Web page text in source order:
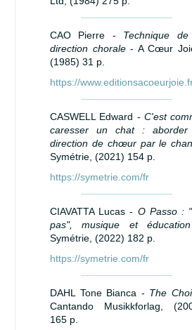
CAO Pierre - Technique
direction chorale- A Cœur
(1985) 31 p.
https://
CASWELL Edward - C'est
caresser un chat : aborder
direction de chœur par le
Symétrie, (2021) 154 p.
https://symetrie.com/fr
CIAVATTA Lucas - O Passo :
pas", musique et éducation
Symétrie, (2022) 182 p.
https://symetrie.com/fr
DAHL Tone Bianca - The
Cantando Musikkforlag,
165 p.